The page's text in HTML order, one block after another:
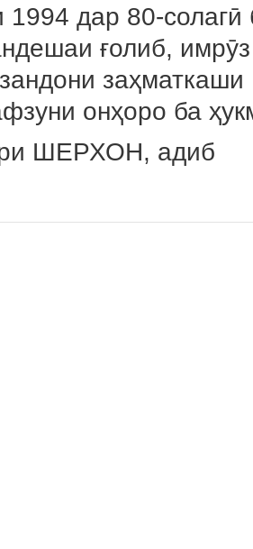
1994 дар 80-солагӣ
ғолиб,
онҳоро ба
ШЕРХОН, адиб